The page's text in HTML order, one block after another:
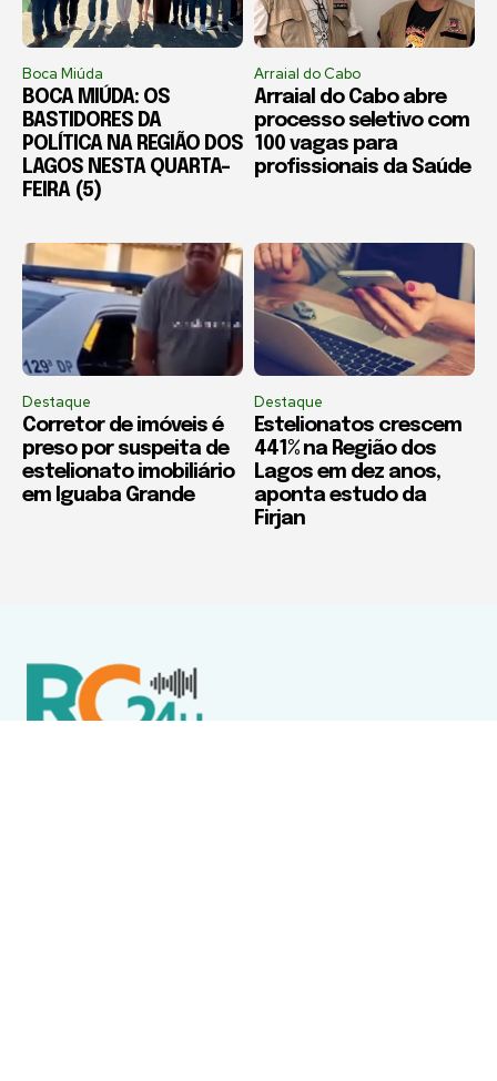
Boca Miúda
BOCA MIÚDA: OS
BASTIDORES DA
POLÍTICA NA REGIÃO DOS
LAGOS NESTA QUARTA-
FEIRA (5)
Arraial do Cabo
Arraial do Cabo abre
processo seletivo com
100 vagas para
profissionais da Saúde
Destaque
Corretor de imóveis é
preso por suspeita de
estelionato imobiliário
em Iguaba Grande
Destaque
Estelionatos crescem
441% na Região dos
Lagos em dez anos,
aponta estudo da
Firjan